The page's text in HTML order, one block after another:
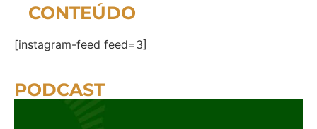
CONTEÚDO
[instagram-feed feed=3]
PODCAST